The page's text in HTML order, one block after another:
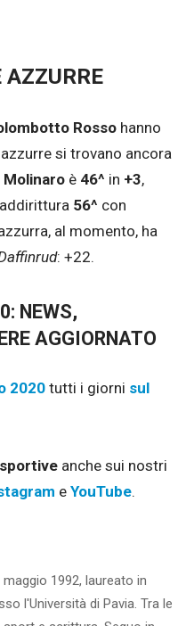
AZZURRE
Rosso hanno
si trovano ancora
Molinaro è 46^ in +3,
56^ con
al momento, ha
: +22.
NEWS,
AGGIORNATO
2020 tutti i giorni sul
anche sui nostri
e YouTube.
1992, laureato in
l'Università di Pavia. Tra le